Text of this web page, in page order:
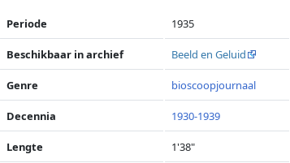
Periode 1935
Beschikbaar in archief Beeld en Geluid
Genre bioscoopjournaal
Decennia 1930-1939
Lengte 1'38"